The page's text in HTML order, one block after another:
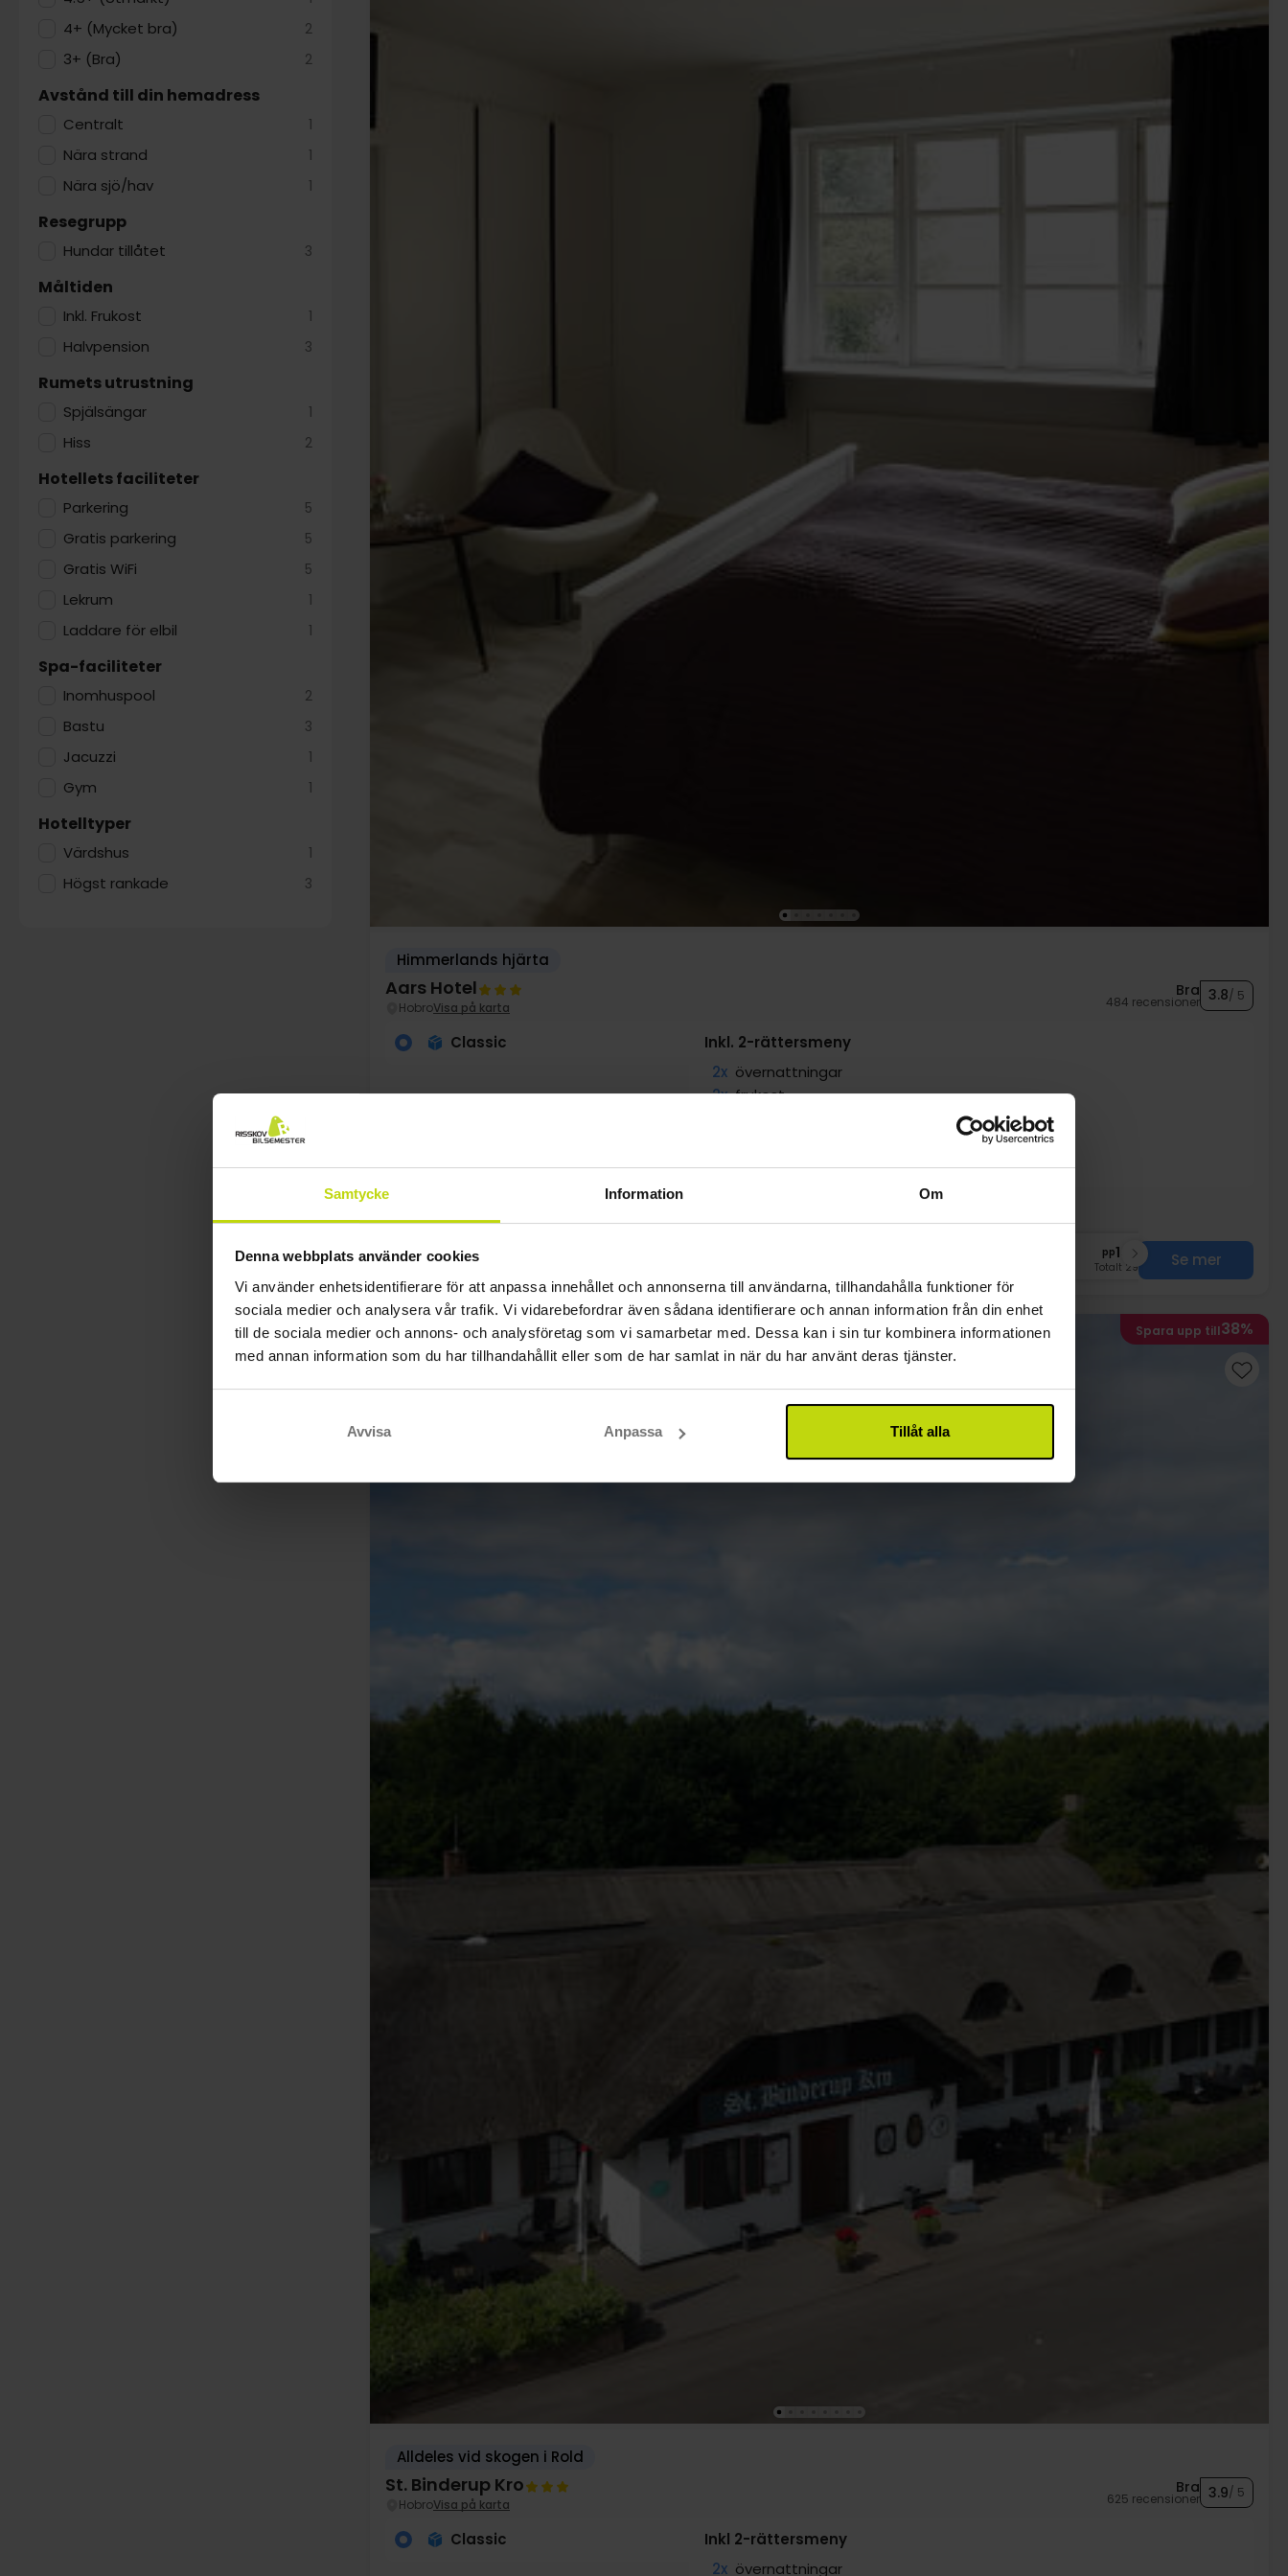
Samtycke Information Om
Denna webbplats använder cookies
Vi använder enhetsidentifierare för att anpassa innehållet och annonserna till användarna, tillhandahålla funktioner för
sociala medier och analysera vår trafik. Vi vidarebefordrar även sådana identifierare och annan information från din enhet
till de sociala medier och annons- och analysföretag som vi samarbetar med. Dessa kan i sin tur kombinera informationen
med annan information som du har tillhandahållit eller som de har samlat in när du har använt deras tjänster.
Avvisa Anpassa Tillåt alla
4+ (Mycket bra) 2
3+ (Bra) 2
Avstånd till din hemadress
Centralt 1
Nära strand 1
Nära sjö/hav 1
Resegrupp
Hundar tillåtet 3
Måltiden
Inkl. Frukost 1
Halvpension 3
Rumets utrustning
Spjälsängar 1
Hiss 2
Hotellets faciliteter
Parkering 5
Gratis parkering 5
Gratis WiFi 5
Lekrum 1
Laddare för elbil 1
Spa-faciliteter
Inomhuspool 2
Bastu 3
Jacuzzi 1
Gym 1
Hotelltyper
Värdshus 1
Högst rankade 3
Himmerlands hjärta
Aars Hotel
HobroVisa på karta
Bra
484 recensioner 3.8/ 5
Classic
Inkl. 2-rättersmeny
2x övernattningar
2x frukost
∞ Gratis internet
SALE
aug pp
SALE
pp1469:-
Totalt 2938:- Se mer
Spara upp till38%
Alldeles vid skogen i Rold
St. Binderup Kro
HobroVisa på karta
Bra
625 recensioner 3.9/ 5
Classic
Inkl 2-rättersmeny
2x övernattningar